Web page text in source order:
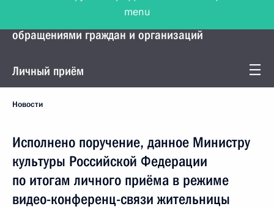
Управление Президента по работе с
обращениями граждан и организаций
Личный приём
Новости
Исполнено поручение, данное Министру
культуры Российской Федерации
по итогам личного приёма в режиме
видео-конференц-связи жительницы